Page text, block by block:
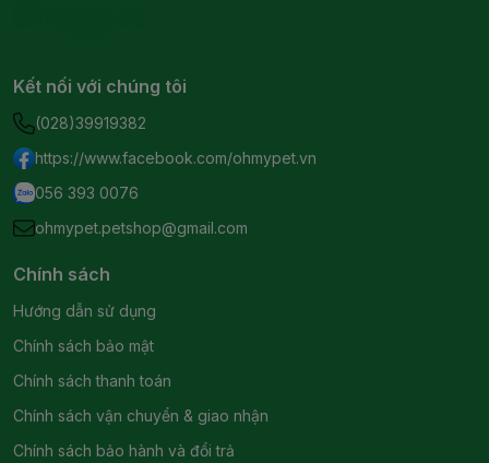
Kết nối với chúng tôi
(028)39919382
https://www.facebook.com/ohmypet.vn
056 393 0076
ohmypet.petshop@gmail.com
Chính sách
Hướng dẫn sử dụng
Chính sách bảo mật
Chính sách thanh toán
Chính sách vận chuyển & giao nhận
Chính sách bảo hành và đổi trả